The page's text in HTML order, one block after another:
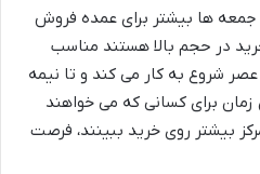
جمعه ها بیشتر برای عمده فروش
در حجم بالا هستند مناسب
است. بازار از ساعت ۱۸:۰۰ عصر شروع به کار می کند و تا نیمه
این زمان برای کسانی که می خواهند
بیشتر روی خرید ببینند، فرصت